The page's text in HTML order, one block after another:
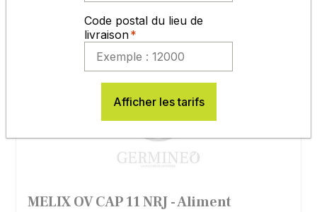
MELIX OV CAP 11 NRJ - Aliment
Code postal du lieu de
livraison
Afficher les tarifs